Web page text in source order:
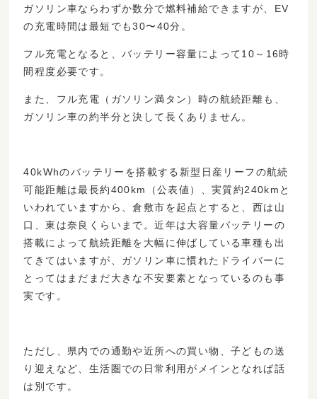
ガソリン車ならわずか数分で燃料補給できますが、EV
の充電時間は最短でも30〜40分。
フル充電となると、バッテリー容量によって10～16時
間程度必要です。
また、フル充電（ガソリン満タン）時の航続距離も、
ガソリン車の約半分と決して長くありません。
40kWhのバッテリーを搭載する新型日産リーフの航続
可能距離は最長約400km（公表値）、実質約240kmと
いわれていますから、倉敷市を起点とすると、西は山
口、東は奈良くらいまで。近年は大容量バッテリーの
搭載によって航続距離を大幅に伸ばしている車種も出
てきてはいますが、ガソリン車に慣れたドライバーに
とってはまだまだ大きな不安要素となっているのも事
実です。
ただし、県内での通勤や近所への買い物、子どもの送
り迎えなど、生活圏での日常利用がメインとなれば話
は別です。